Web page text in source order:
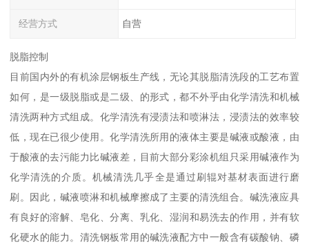
经营方式 自营
脱脂控制
目前国内外的有机涂层钢板生产线，无论其脱脂清洗段的工艺布置
如何，是一级脱脂或是二级、的形式，都不外乎由化学清洗和机械
清洗两种方式组成。化学清洗有浸渍法和喷淋法，浸渍法的效率较
低，现在已很少使用。化学清洗所用的液体主要是碱液或酸液，由
于酸液的去污能力比碱液差，目前大部分彩涂机组只采用碱液作为
化学清洗的介质。机械清洗几乎全是通过刷辊对基材表面进行磨
刷。因此，碱液喷淋和机械摩擦成了主要的清洗组合。碱洗液应具
有良好的溶解、皂化、分离、乳化、湿润和易洗去的作用，并有软
化硬水的能力。清洗钢板常用的碱洗液配方中一般含有碳酸钠、磷